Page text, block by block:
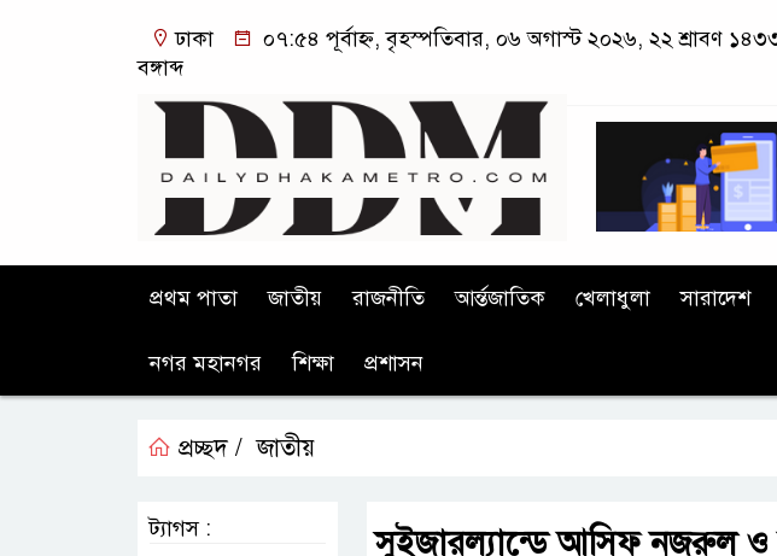
ঢাকা
০৭:৫৪ পূর্বাহ্ন, বৃহস্পতিবার, ০৬ অগাস্ট ২০২৬, ২২ শ্রাবণ
বঙ্গাব্দ
প্রথম পাতা জাতীয় রাজনীতি আর্ন্তজাতিক খেলাধুলা সারাদেশ
নগর মহানগর শিক্ষা প্রশাসন
প্রচ্ছদ / জাতীয়
সুইজারল্যান্ডে আসিফ নজরুল
ট্যাগস :